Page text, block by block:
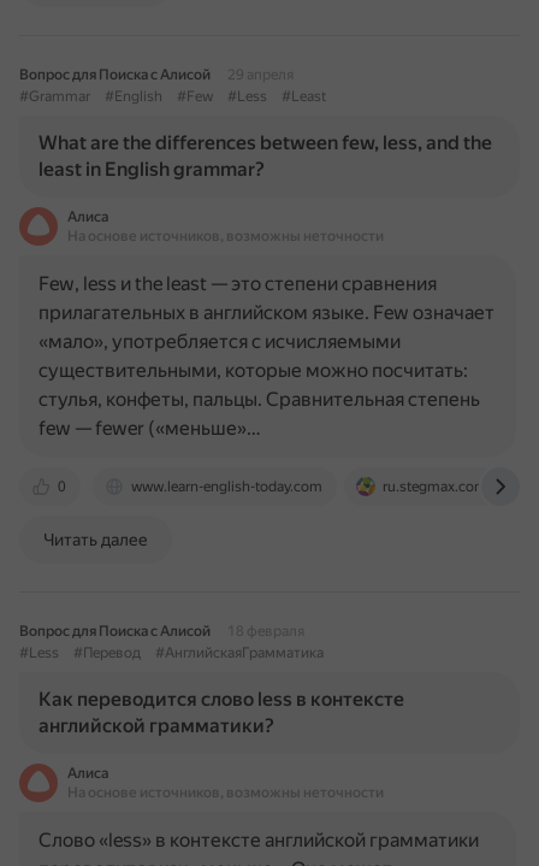
Вопрос для Поиска с Алисой
29 апреля
#Grammar
#English #Few #Less #Least
What are the differences between few, less, and the
least in English grammar?
Алиса
На основе источников, возможны неточности
0 www.learn-english-today.com ru.stegmax.com
Few, less и the least — это степени сравнения
прилагательных в английском языке. Few означает
«мало», употребляется с исчисляемыми
существительными, которые можно посчитать:
стулья, конфеты, пальцы. Сравнительная степень
few — fewer («меньше»…
Читать далее
Вопрос для Поиска с Алисой
18 февраля
#Less
#Перевод #АнглийскаяГрамматика
Как переводится слово less в контексте
английской грамматики?
Алиса
На основе источников, возможны неточности
Слово «less» в контексте английской грамматики